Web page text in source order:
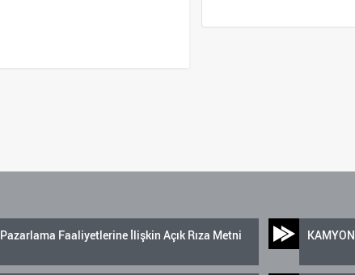
Pazarlama Faaliyetlerine İlişkin Açık Rıza Metni KAMYON